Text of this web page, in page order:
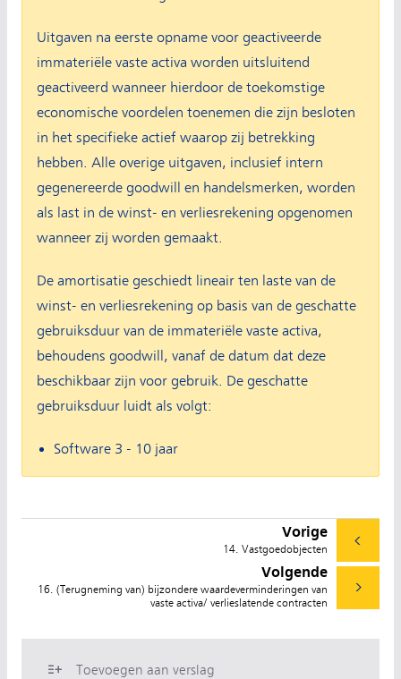
Uitgaven na eerste opname voor geactiveerde
immateriële vaste activa worden uitsluitend
geactiveerd wanneer hierdoor de toekomstige
economische voordelen toenemen die zijn besloten
in het specifieke actief waarop zij betrekking
hebben. Alle overige uitgaven, inclusief intern
gegenereerde goodwill en handelsmerken, worden
als last in de winst- en verliesrekening opgenomen
wanneer zij worden gemaakt.
De amortisatie geschiedt lineair ten laste van de
winst- en verliesrekening op basis van de geschatte
gebruiksduur van de immateriële vaste activa,
behoudens goodwill, vanaf de datum dat deze
beschikbaar zijn voor gebruik. De geschatte
gebruiksduur luidt als volgt:
Software 3 - 10 jaar
Vorige
14. Vastgoedobjecten
Volgende
16. (Terugneming van) bijzondere waardeverminderingen van
vaste activa/ verlieslatende contracten
Toevoegen aan verslag